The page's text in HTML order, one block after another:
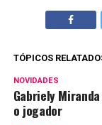
TÓPICOS
NOVIDADES
Gabriely
o jogador